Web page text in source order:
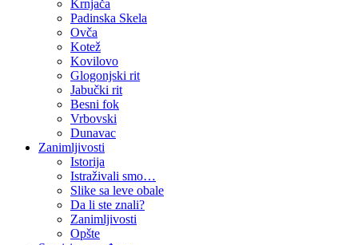
Krnjača
Padinska Skela
Ovča
Kotež
Kovilovo
Glogonjski rit
Jabučki rit
Besni fok
Vrbovski
Dunavac
Zanimljivosti
Istorija
Istraživali smo…
Slike sa leve obale
Da li ste znali?
Zanimljivosti
Opšte